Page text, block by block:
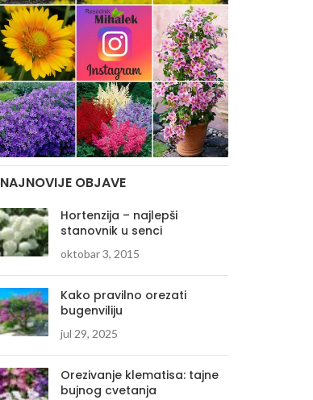
NAJNOVIJE OBJAVE
Hortenzija – najlepši
stanovnik u senci
oktobar 3, 2015
Kako pravilno orezati
bugenviliju
jul 29, 2025
Orezivanje klematisa: tajne
bujnog cvetanja